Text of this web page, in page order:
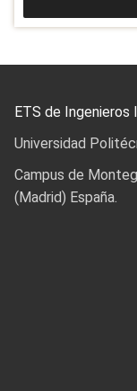
ETS de
Universidad
Campus de
(Madrid) España.